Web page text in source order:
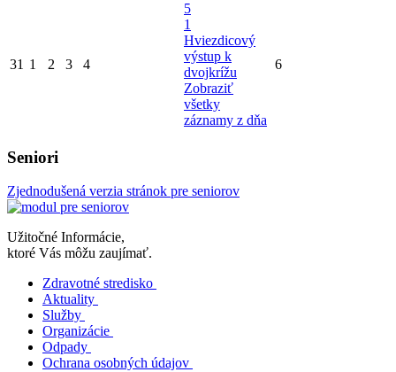
31 1 2 3 4
5
1
Hviezdicový
výstup k
dvojkrížu
Zobraziť
všetky
záznamy z dňa
6
Seniori
Zjednodušená verzia stránok pre seniorov
Užitočné Informácie,
ktoré Vás môžu zaujímať.
Zdravotné stredisko
Aktuality
Služby
Organizácie
Odpady
Ochrana osobných údajov